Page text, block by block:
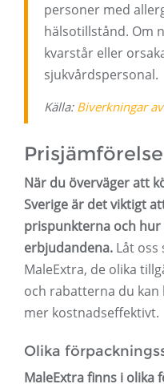
personer med
hälsotillstånd. Om
kvarstår eller
sjukvårdspersonal.
Källa: Biverkningar
När du överväger att
Sverige är det viktigt
prispunkterna och hur
erbjudandena. Låt
MaleExtra, de olika
och rabatterna du
mer kostnadseffektivt.
Olika
MaleExtra finns i olika